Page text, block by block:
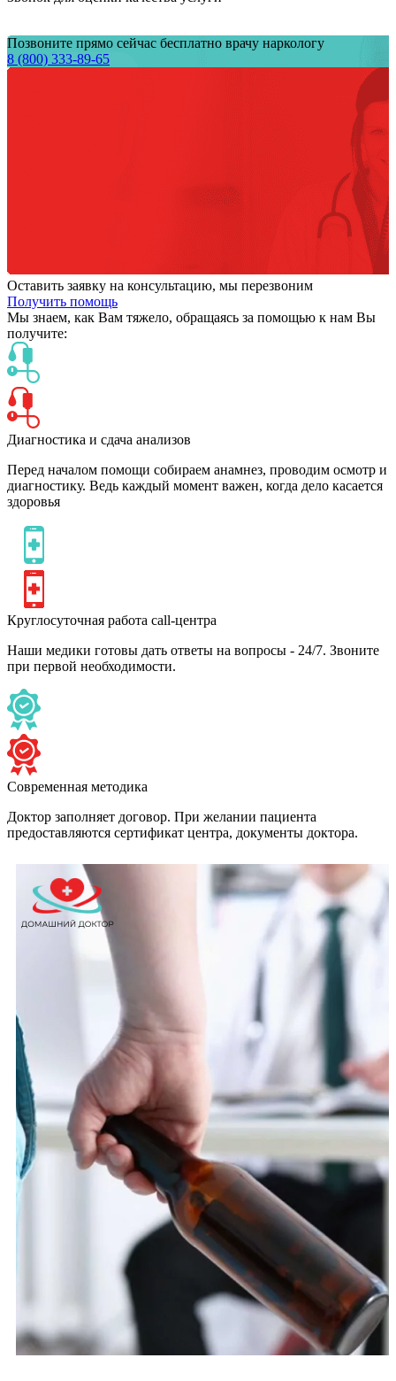
Позвоните прямо сейчас бесплатно врачу наркологу
8 (800) 333-89-65
Оставить заявку на консультацию, мы перезвоним
Получить помощь
Мы знаем, как Вам тяжело, обращаясь за помощью к нам Вы
получите:
Диагностика и сдача анализов
Перед началом помощи собираем анамнез, проводим осмотр и
диагностику. Ведь каждый момент важен, когда дело касается
здоровья
Круглосуточная работа call-центра
Наши медики готовы дать ответы на вопросы - 24/7. Звоните
при первой необходимости.
Современная методика
Доктор заполняет договор. При желании пациента
предоставляются сертификат центра, документы доктора.